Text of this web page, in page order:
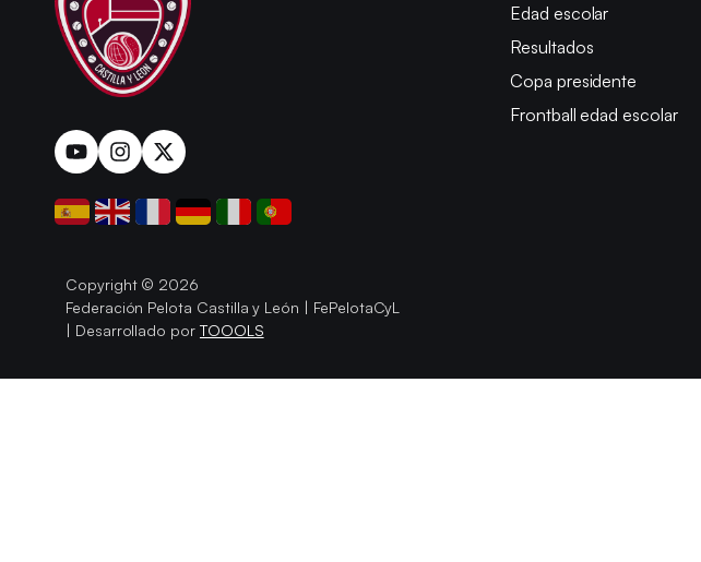
Edad escolar
Resultados
Copa presidente
Frontball edad escolar
Copyright © 2026
Federación Pelota Castilla y León | FePelotaCyL
| Desarrollado por TOOOLS